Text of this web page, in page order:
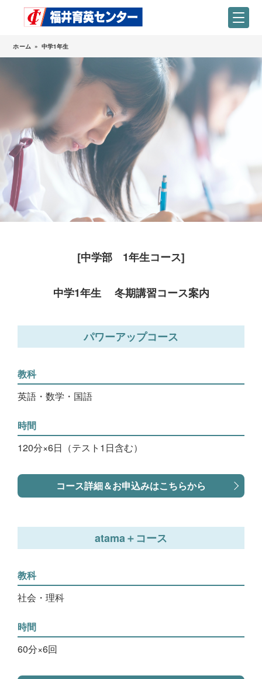
ホーム » 中学1年生
[中学部 1年生コース]
中学1年生 冬期講習コース案内
パワーアップコース
教科
英語・数学・国語
時間
120分×6日（テスト1日含む）
コース詳細＆お申込みはこちらから
atama＋コース
教科
社会・理科
時間
60分×6回